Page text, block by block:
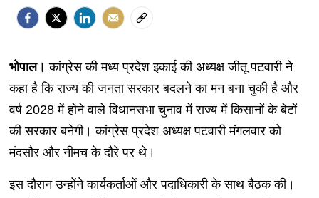
भोपाल। कांग्रेस की मध्य प्रदेश इकाई की अध्यक्ष जीतू पटवारी ने
कहा है कि राज्य की जनता सरकार बदलने का मन बना चुकी है और
वर्ष 2028 में होने वाले विधानसभा चुनाव में राज्य में किसानों के बेटों
की सरकार बनेगी। कांग्रेस प्रदेश अध्यक्ष पटवारी मंगलवार को
मंदसौर और नीमच के दौरे पर थे।
इस दौरान उन्होंने कार्यकर्ताओं और पदाधिकारी के साथ बैठक की।